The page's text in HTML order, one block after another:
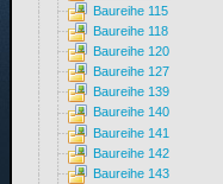
Baureihe 115
Baureihe 118
Baureihe 120
Baureihe 127
Baureihe 139
Baureihe 140
Baureihe 141
Baureihe 142
Baureihe 143